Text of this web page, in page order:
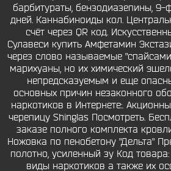
барбитураты, бензодиазепины,
дней. Каннабиноиды кол.
счёт через QR код.
Сулавеси купить Амфетамин
через слово называемые
марихуаны, но их химический
непредсказуемым и еще
основных причин незаконного
наркотиков в Интернете:.
черепицу Shinglas Посмотреть.
заказе полного комплекта
Ножовка по пенобетону "Дельта"
полотно, усиленный зу Код
виды наркотиков а также их